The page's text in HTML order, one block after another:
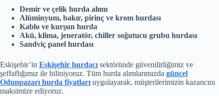
Demir ve çelik hurda alımı
Alüminyum, bakır, pirinç ve krom hurdası
Kablo ve kurşun hurda
Akü, klima, jeneratör, chiller soğutucu grubu hurdası
Sandviç panel hurdası
Eskişehir’in Eskişehir hurdacı sektöründe güvenilirliğimiz ve
şeffaflığımız ile biliniyoruz. Tüm hurda alımlarımızda güncel
Odunpazarı hurda fiyatları uygulayarak, müşterilerimizin kazancını
maksimize ediyoruz.